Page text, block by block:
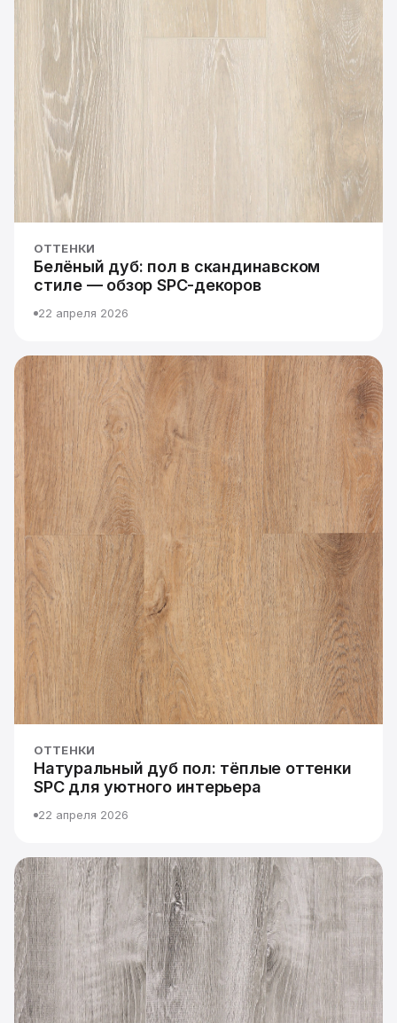
ОТТЕНКИ
Белёный дуб: пол в скандинавском
стиле — обзор SPC-декоров
22 апреля 2026
ОТТЕНКИ
Натуральный дуб пол: тёплые оттенки
SPC для уютного интерьера
22 апреля 2026